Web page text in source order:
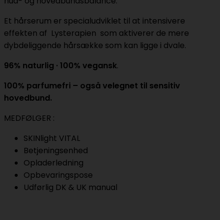
Et hårserum er specialudviklet til at intensivere
effekten af Lysterapien som aktiverer de mere
dybdeliggende hårsække som kan ligge i dvale.
96% naturlig · 100% vegansk.
100% parfumefri – også velegnet til sensitiv
hovedbund.
MEDFØLGER :
SKINlight VITAL
Betjeningsenhed
Opladerledning
Opbevaringspose
Udførlig DK & UK manual